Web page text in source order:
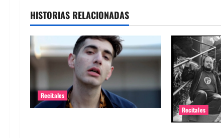
g
a
c
i
ó
HISTORIAS RELACIONADAS
Recitales
Recitales